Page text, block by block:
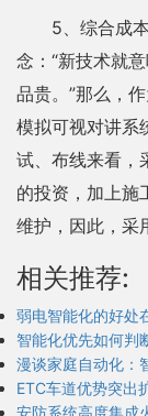
5、综合成
念：“新技术就
品贵。”那么，
模拟可视对讲系
试、布线来看，
的投资，加上施
维护，因此，采
相关推荐:
弱电智能化的好处
智能化优先如何判
漫谈家庭自动化：
ETC车道优势突出
安防系统高度集成